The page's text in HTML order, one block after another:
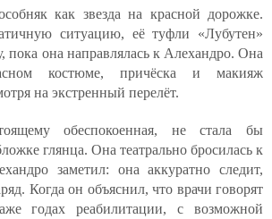
как звезда на красной дорожке.
ситуацию, её туфли «Лубутен»
пока она направлялась к Алехандро. Она
костюме, причёска и макияж
на экстренный перелёт.
обеспокоенная, не стала бы
глянца. Она театрально бросилась к
заметил: она аккуратно следит,
Когда он объяснил, что врачи говорят
годах реабилитации, с возможной